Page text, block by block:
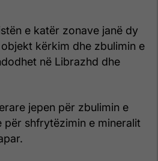
e katër zonave janë dy
kërkim dhe zbulimin e
në Librazhd dhe
jepen për zbulimin e
për shfrytëzimin e mineralit